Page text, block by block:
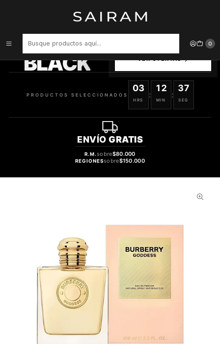
0
PERFUME BURBERRY GODDESS DAMA EDP 100 ML
BLACK
SELECCIONADOS
PRODUCTOS SELECCIONADOS
03
HRS
:
12
MIN
:
37
SEG
ENVÍO GRATIS
R.M.sobre$80.000
REGIONESsobre$150.000